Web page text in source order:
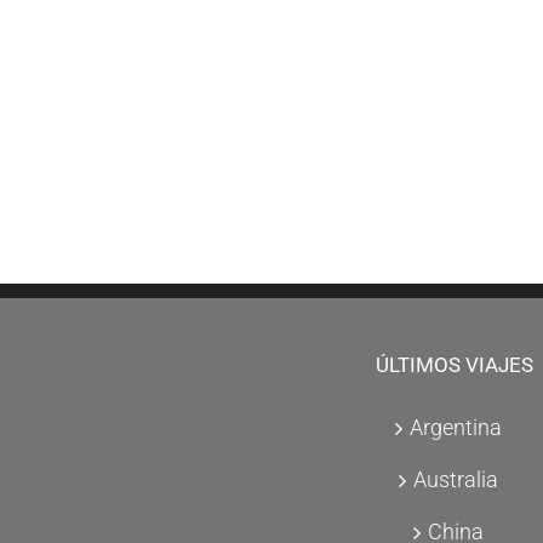
ÚLTIMOS VIAJES
Argentina
Australia
China